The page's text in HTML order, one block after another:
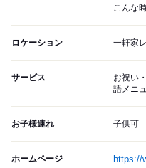
こんな
ロケーション 一軒家
サービス
お祝い
語メニ
お子様連れ 子供可
ホームページ https://